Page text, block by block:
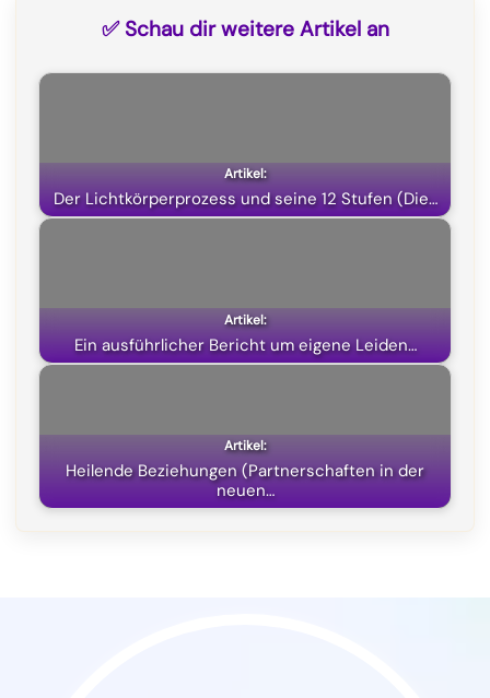
o
k
a
m
p
p
T
t
e
✅ Schau dir weitere Artikel an
Der Lichtkörperprozess und seine 12 Stufen (Die…
Ein ausführlicher Bericht um eigene Leiden…
Heilende Beziehungen (Partnerschaften in der
neuen…